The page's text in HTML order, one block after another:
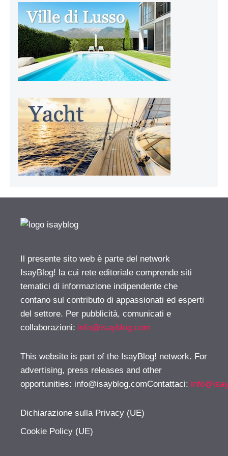
Il presente sito web è parte del network
IsayBlog! la cui rete editoriale comprende siti
tematici di informazione indipendente che
contano sul contributo di appassionati ed esperti
del settore. Per pubblicità, comunicati e
collaborazioni: info@isayblog.com
This website is part of the IsayBlog! network. For
advertising, press releases and other
opportunities: info@isayblog.comContattaci:
Dichiarazione sulla Privacy (UE)
Cookie Policy (UE)